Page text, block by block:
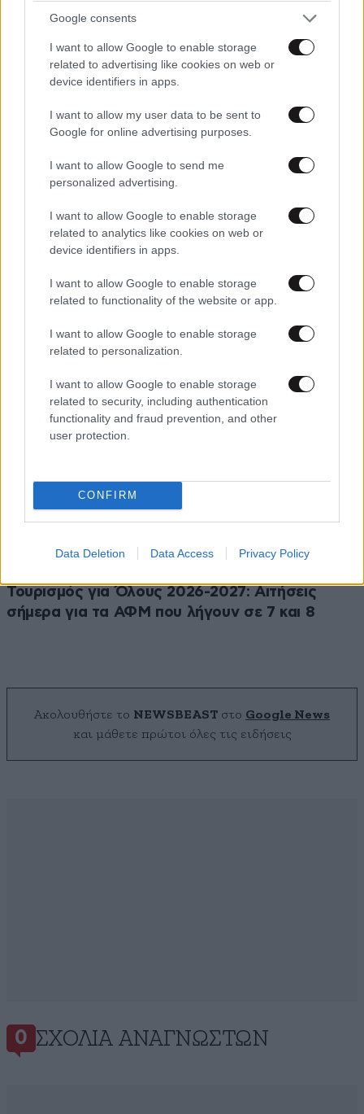
Google consents
I want to allow Google to enable storage
related to advertising like cookies on web or
device identifiers in apps.
I want to allow my user data to be sent to
Google for online advertising purposes.
I want to allow Google to send me
personalized advertising.
I want to allow Google to enable storage
related to analytics like cookies on web or
device identifiers in apps.
I want to allow Google to enable storage
related to functionality of the website or app.
I want to allow Google to enable storage
related to personalization.
I want to allow Google to enable storage
related to security, including authentication
functionality and fraud prevention, and other
user protection.
CONFIRM
Data Deletion Data Access Privacy Policy
Δυτική Αττική: «Αγώνας δρόμου» για τα
αντιπλημμυρικά έργα πριν από τις πρώτες
Τουρισμός για Όλους 2026-2027: Αιτήσεις
σήμερα για τα ΑΦΜ που λήγουν σε 7 και 8
Ακολουθήστε το NEWSBEAST στο Google News
και μάθετε πρώτοι όλες τις ειδήσεις
0 ΣΧΌΛΙΑ ΑΝΑΓΝΩΣΤΏΝ